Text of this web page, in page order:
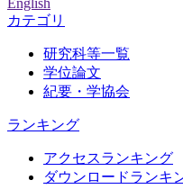
カテゴリ
研究科等一覧
学位論文
紀要・学協会
ランキング
アクセスランキング
ダウンロードランキ